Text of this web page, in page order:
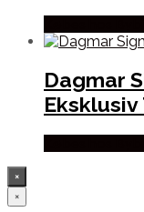
Dagmar
×
×